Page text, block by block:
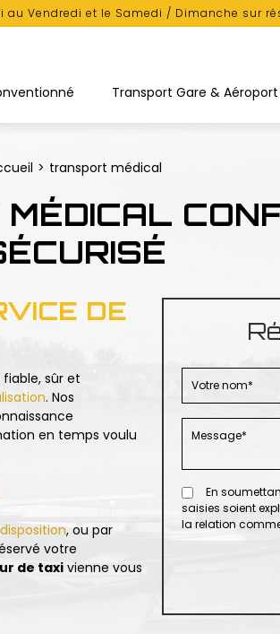
au Vendredi et le Samedi / Dimanche sur
Transport Gare & Aéroport
transport médical
DE
sûr et
. Nos
en temps voulu
, ou par
votre
de taxivienne vous
En
saisies soient
la relation